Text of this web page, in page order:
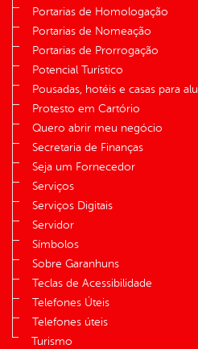
Portarias de Homologação
Portarias de Nomeação
Portarias de Prorrogação
Potencial Turístico
Pousadas, hotéis e casas para
Protesto em Cartório
Quero abrir meu negócio
Secretaria de Finanças
Seja um Fornecedor
Serviços
Serviços Digitais
Servidor
Símbolos
Sobre Garanhuns
Teclas de Acessibilidade
Telefones Úteis
Telefones úteis
Turismo